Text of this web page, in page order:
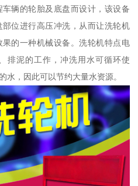
辆的轮胎及底盘而设计，该设备
位进行高压冲洗，从而让洗轮机
的一种机械设备。洗轮机特点电
排泥的工作，冲洗用水可循环使
水，因此可以节约大量水资源。